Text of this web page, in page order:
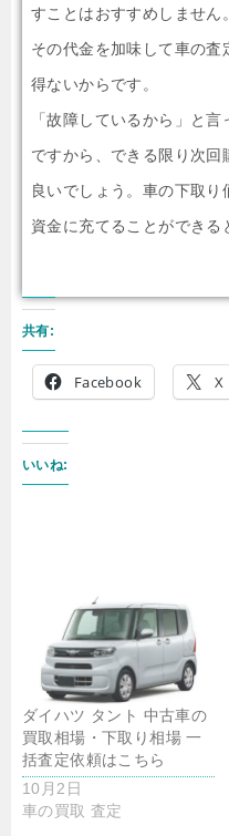
すことはおすすめしません
その代金を加味して車の査
得ないからです。
「故障しているから」と
ですから、できる限り次
良いでしょう。車の下取
資金に充てることができる
共有:
Facebook X
いいね:
ダイハツ タント 中古車の
買取相場・下取り相場 一
括査定依頼はこちら
10月2日
車の買取 査定